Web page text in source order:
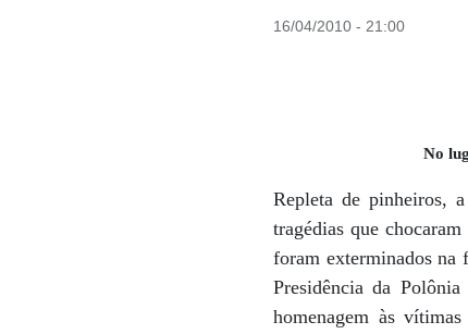
16/04/2010 - 21:00
No
Repleta de pinheiros,
tragédias que
foram exterminados na
Presidência da
homenagem às